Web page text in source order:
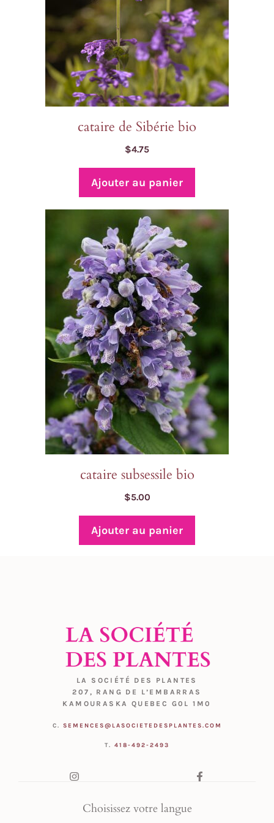
cataire de Sibérie bio
$4.75
Ajouter au panier
cataire subsessile bio
$5.00
Ajouter au panier
LA SOCIÉTÉ DES PLANTES
207, RANG DE L’EMBARRAS
KAMOURASKA QUEBEC G0L 1M0
C. SEMENCES@LASOCIETEDESPLANTES.COM
T. 418-492-2493
Choisissez votre langue